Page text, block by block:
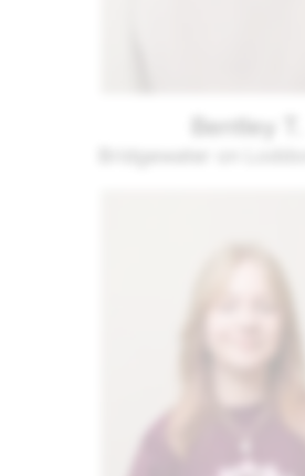
Bentley T.